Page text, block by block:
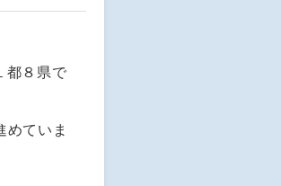
都８県で
めていま